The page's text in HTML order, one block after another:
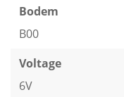
Bodem
B00
Voltage
6V